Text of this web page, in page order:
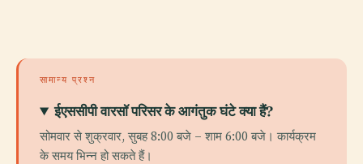
सामान्य प्रश्न
ईएससीपी वारसॉ परिसर के आगंतुक घंटे क्या हैं?
सोमवार से शुक्रवार, सुबह 8:00 बजे – शाम 6:00 बजे। कार्यक्रम
के समय भिन्न हो सकते हैं।